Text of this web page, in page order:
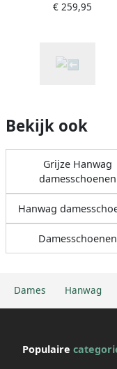
Dames Hanwag
€ 259,95
Bekijk ook
Grijze Hanwag
damesschoenen
Hanwag
Damesschoenen
Populaire